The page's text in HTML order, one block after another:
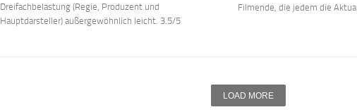
Dreifachbelastung (Regie, Produzent und
Hauptdarsteller) außergewöhnlich leicht. 3.5/5
Filmende, die jedem die
LOAD MORE